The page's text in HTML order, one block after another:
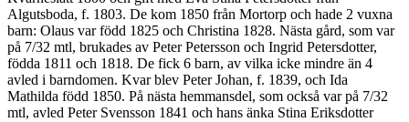
Algutsboda, f. 1803. De kom 1850 från Mortorp och hade 2 vuxna
barn: Olaus var född 1825 och Christina 1828. Nästa gård, som var
på 7/32 mtl, brukades av Peter Petersson och Ingrid Petersdotter,
födda 1811 och 1818. De fick 6 barn, av vilka icke mindre än 4
avled i barndomen. Kvar blev Peter Johan, f. 1839, och Ida
Mathilda född 1850. På nästa hemmansdel, som också var på 7/32
mtl, avled Peter Svensson 1841 och hans änka Stina Eriksdotter